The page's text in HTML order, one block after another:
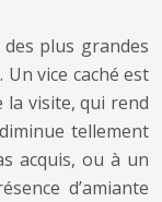
des plus grandes
vice caché est
visite, qui rend
tellement
acquis, ou à un
d’amiante